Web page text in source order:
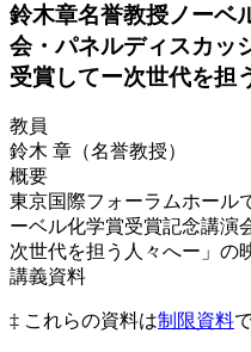
鈴木章名誉教授ノー
会・パネルディスカッ
受賞してー次世代を担
教員
鈴木 章（名誉教授）
概要
東京国際フォーラムホール
ーベル化学賞受賞記念講演
次世代を担う人々へー」の
講義資料
‡ これらの資料は制限資料